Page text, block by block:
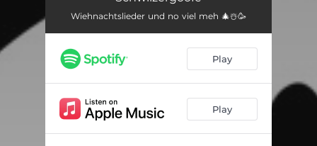
So fescht liebe i di 04:32
Wiehnachtswunderland 03:51
Dis grosse Härz 03:49
Läbchuecheherz 02:22
Wiehnachtslieder und no viel meh 🎄☃️🥳
Play
Play